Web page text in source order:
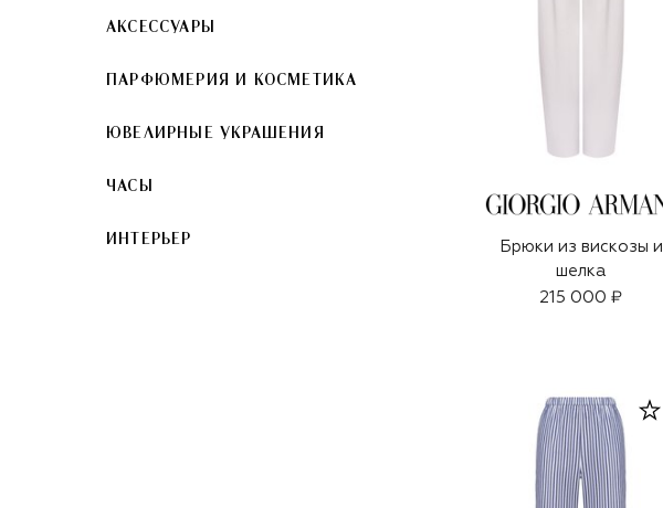
АКСЕССУАРЫ
ПАРФЮМЕРИЯ И КОСМЕТИКА
ЮВЕЛИРНЫЕ УКРАШЕНИЯ
ЧАСЫ
ИНТЕРЬЕР
Брюки из вискозы и
шелка
215 000 ₽